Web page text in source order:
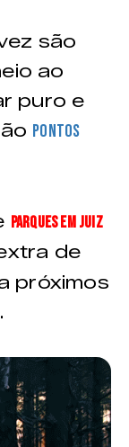
são
ao
puro e
pontos
Parques em Juiz
de
próximos